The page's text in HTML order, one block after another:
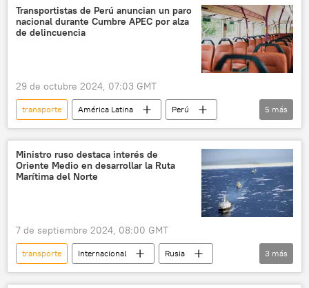
Transportistas de Perú anuncian un paro
nacional durante Cumbre APEC por alza
de delincuencia
29 de octubre 2024, 07:03 GMT
transporte América Latina
Perú
Lima
APEC
seguridad
transporte público
transportista
5 más
Ministro ruso destaca interés de
Oriente ​​Medio en desarrollar la Ruta
Marítima del Norte
7 de septiembre 2024, 08:00 GMT
transporte Internacional
Rusia
🌍 Oriente Medio
Ruta Marítima del Norte
3 más